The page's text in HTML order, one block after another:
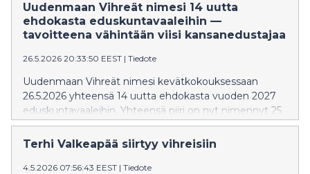
Uudenmaan Vihreät nimesi 14 uutta
ehdokasta eduskuntavaaleihin —
tavoitteena vähintään viisi kansanedustajaa
26.5.2026 20:33:50 EEST | Tiedote
Uudenmaan Vihreät nimesi kevätkokouksessaan
26.5.2026 yhteensä 14 uutta ehdokasta vuoden 2027
eduskuntavaaleihin. Yhteensä piiri on nyt nimennyt 25
ehdokasta, ja tavoitteena on vähintään viisi
kansanedustajan paikkaa.
Terhi Valkeapää siirtyy vihreisiin
4.5.2026 07:56:43 EEST | Tiedote